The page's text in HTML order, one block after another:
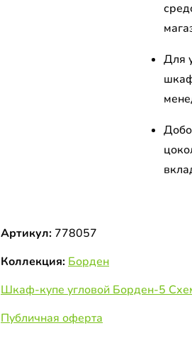
Для
Артикул: 778057
Коллекция: Борден
Шкаф-купе угловой Борден-5
Публичная оферта